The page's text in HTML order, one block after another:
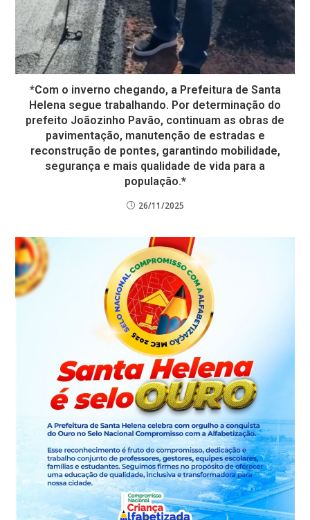
*Com o inverno chegando, a Prefeitura de Santa
Helena segue trabalhando. Por determinação do
prefeito Joãozinho Pavão, continuam as obras de
pavimentação, manutenção de estradas e
reconstrução de pontes, garantindo mobilidade,
segurança e mais qualidade de vida para a
população.*
26/11/2025